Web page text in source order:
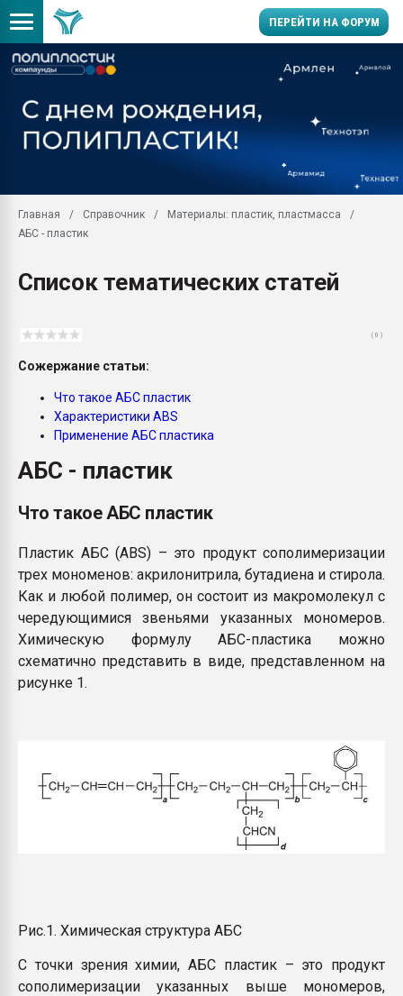
ПЕРЕЙТИ НА ФОРУМ
умельцы изготовили
Продажа готового
производство SPC
ближайшее
Главная Справочник
Материалы: пластик, пластмасса
АБС - пластик
Список тематических статей
( 0 )
Сожержание статьи:
Что такое АБС пластик
Характеристики ABS
Применение АБС пластика
АБС - пластик
Что такое АБС пластик
Пластик АБС (ABS) – это продукт сополимеризации
трех мономенов: акрилонитрила, бутадиена и стирола.
Как и любой полимер, он состоит из макромолекул с
чередующимися звеньями указанных мономеров.
Химическую формулу АБС-пластика можно
схематично представить в виде, представленном на
рисунке 1.
Рис.1. Химическая структура АБС
С точки зрения химии, АБС пластик – это продукт
сополимеризации указанных выше мономеров,